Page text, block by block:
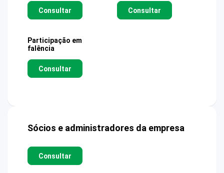
Consultar Consultar
Participação em
falência
Consultar
Sócios e administradores da empresa
Consultar